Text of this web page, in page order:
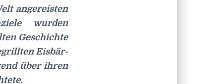
angereisten
wurden
Geschichte
Eisbär-
über ihren